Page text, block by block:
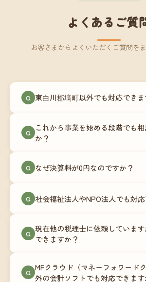
よくあるご質
お客さまからよくいただくご質問を
Q 東白川郡塙町以外でも対応できま
す。Zoomやチャットツールを使
のやり取りが中心ですので、地域
地域の事業者さまにご利用いただ
Q
これから事業を始める段階でも
か？
180,000円〜）をご用意していま
談にも対応しています。
Q なぜ決算料が0円なのですか？
次で進めています。そのため、決
リプション型の料金体系を実現し
コストが事前にわかるので、資金
Q 社会福祉法人やNPO法人でも対
は営利法人とは会計基準や監査要
め、別途お見積りとなります。ま
Q 現在他の税理士に依頼しています
できますか？
ます。前任の税理士事務所との連
Q MFクラウド（マネーフォワード
外の会計ソフトでも対応できます